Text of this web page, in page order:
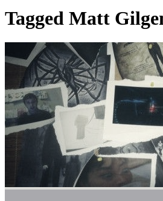
Tagged Matt